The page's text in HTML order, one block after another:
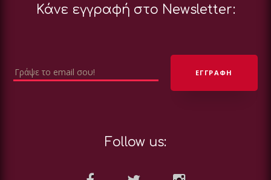
Κάνε εγγραφή στο Newsletter:
Follow us: